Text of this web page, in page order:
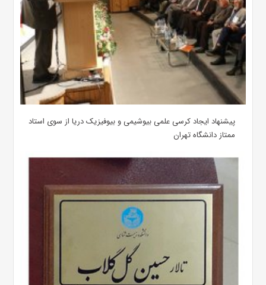
پیشنهاد ایجاد کرسی علمی بیوشیمی و بیوفیزیک دریا از سوی استاد
ممتاز دانشگاه تهران